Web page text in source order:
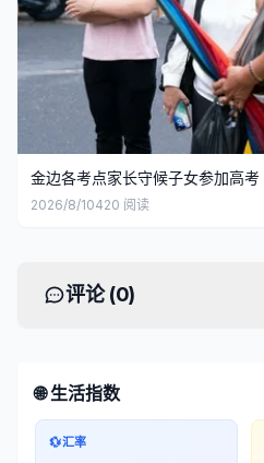
金边各考点家长守候子女参加高考
2026/8/10420 阅读
评论 (0)
🌐 生活指数
💱汇率